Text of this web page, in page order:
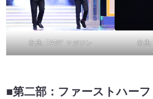
出典: FANY マガジン 出典:
■第二部：ファーストハーフ